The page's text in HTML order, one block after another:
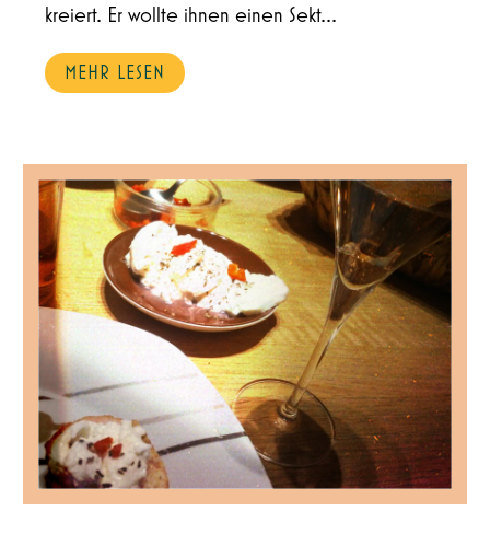
kreiert. Er wollte ihnen einen Sekt...
MEHR LESEN